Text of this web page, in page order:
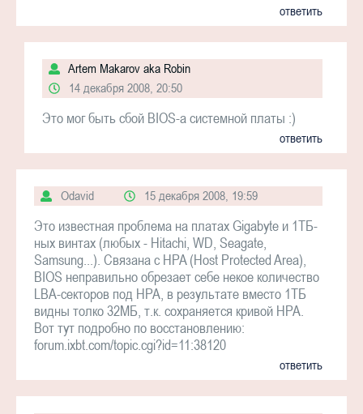
ответить
Artem Makarov aka Robin
14 декабря 2008, 20:50
Это мог быть сбой BIOS-а системной платы :)
ответить
Odavid 15 декабря 2008, 19:59
Это известная проблема на платах Gigabyte и 1ТБ-
ных винтах (любых - Hitachi, WD, Seagate,
Samsung...). Связана с HPA (Host Protected Area),
BIOS неправильно обрезает себе некое количество
LBA-секторов под HPA, в результате вместо 1ТБ
видны толко 32МБ, т.к. сохраняется кривой HPA.
Вот тут подробно по восстановлению:
forum.ixbt.com/topic.cgi?id=11:38120
ответить